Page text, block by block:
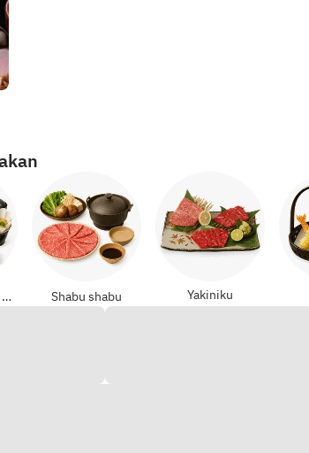
Masakan Kaiseki & Kyoto (Jepang) Shabu shabu Yakiniku